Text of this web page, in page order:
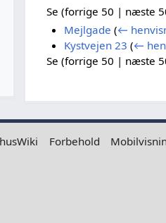
Se (forrige 50 | næste
Mejlgade (←
Kystvejen 23 (←
Se (forrige 50 | næste
Forbehold